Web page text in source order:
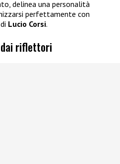
delinea una personalità
perfettamente con
Lucio Corsi.
dai riflettori